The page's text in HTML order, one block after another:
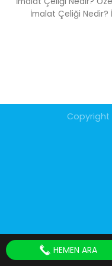
İmalat Çeliği
Copyright
HEMEN ARA